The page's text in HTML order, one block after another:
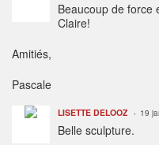
Beaucoup de force
Claire!
Amitiés,
Pascale
LISETTE DELOOZ 19
Belle sculpture.